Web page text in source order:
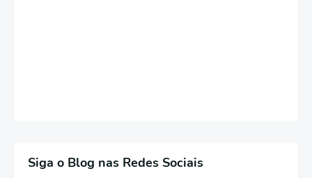
Siga o Blog nas Redes Sociais